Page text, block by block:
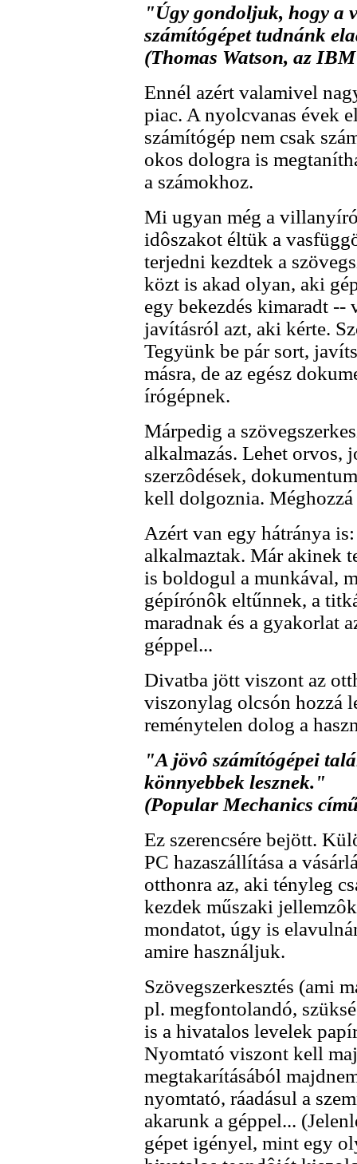
"Úgy gondoljuk, hogy a
számítógépet tudnánk
(Thomas Watson, az
Ennél azért valamivel
piac. A nyolcvanas évek
számítógép nem csak
okos dologra is
a számokhoz.
Mi ugyan még a
idôszakot éltük a
terjedni kezdtek a
közt is akad olyan, aki
egy bekezdés kimaradt --
javításról azt, aki kérte.
Tegyünk be pár sort,
másra, de az egész
írógépnek.
Márpedig a
alkalmazás. Lehet orvos,
szerzôdések,
kell dolgoznia.
Azért van egy hátránya
alkalmaztak. Már akinek
is boldogul a munkával,
gépírónôk eltűnnek, a
maradnak és a gyakorlat
géppel...
Divatba jött viszont az
viszonylag olcsón hozzá
reménytelen dolog a
"A jövô számítógépei
könnyebbek lesznek."
(Popular Mechanics
Ez szerencsére bejött.
PC hazaszállítása a
otthonra az, aki tényleg
kezdek műszaki
mondatot, úgy is
amire használjuk.
Szövegszerkesztés (ami
pl. megfontolandó,
is a hivatalos levelek
Nyomtató viszont kell
megtakarításából
nyomtató, ráadásul a
akarunk a géppel...
gépet igényel, mint egy